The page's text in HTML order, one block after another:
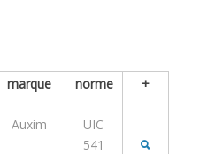
marque norme +
Auxim
UIC
541